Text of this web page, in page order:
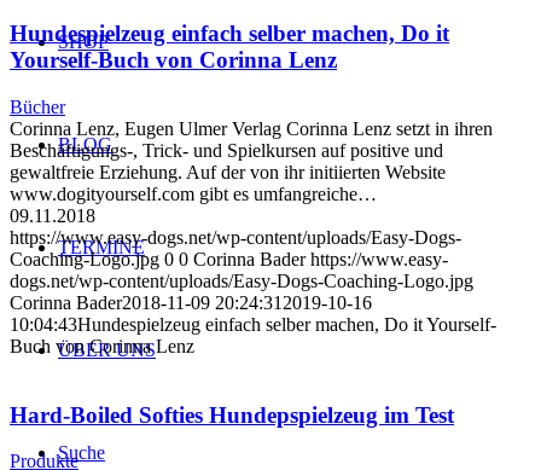
SHOP
BLOG
TERMINE
ÜBER UNS
Suche
Hundespielzeug einfach selber machen, Do it
Yourself-Buch von Corinna Lenz
Bücher
Corinna Lenz, Eugen Ulmer Verlag Corinna Lenz setzt in ihren
Beschäftigungs-, Trick- und Spielkursen auf positive und
gewaltfreie Erziehung. Auf der von ihr initiierten Website
www.dogityourself.com gibt es umfangreiche…
09.11.2018
https://www.easy-dogs.net/wp-content/uploads/Easy-Dogs-
Coaching-Logo.jpg 0 0 Corinna Bader https://www.easy-
dogs.net/wp-content/uploads/Easy-Dogs-Coaching-Logo.jpg
Corinna Bader2018-11-09 20:24:31 2019-10-16
10:04:43Hundespielzeug einfach selber machen, Do it Yourself-
Buch von Corinna Lenz
Hard-Boiled Softies Hundepspielzeug im Test
Produkte